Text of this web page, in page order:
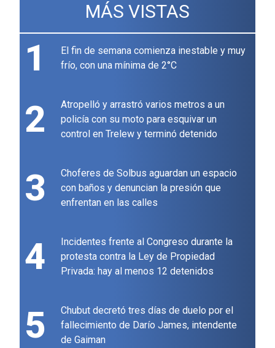
MÁS VISTAS
1
El fin de semana comienza inestable y muy
frío, con una mínima de 2°C
2
Atropelló y arrastró varios metros a un
policía con su moto para esquivar un
control en Trelew y terminó detenido
3
Choferes de Solbus aguardan un espacio
con baños y denuncian la presión que
enfrentan en las calles
4
Incidentes frente al Congreso durante la
protesta contra la Ley de Propiedad
Privada: hay al menos 12 detenidos
5
Chubut decretó tres días de duelo por el
fallecimiento de Darío James, intendente
de Gaiman